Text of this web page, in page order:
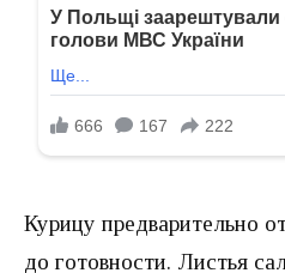
Курицу предварительно
до готовности. Листья